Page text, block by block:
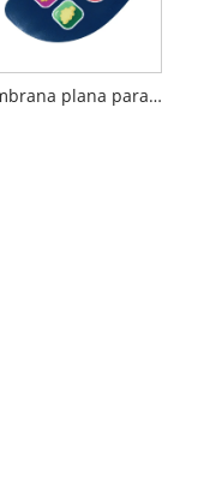
Membrana plana para juguetes